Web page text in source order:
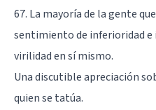
67. La mayoría de la gente
sentimiento de inferioridad e
virilidad en sí mismo.
Una discutible apreciación
quien se tatúa.